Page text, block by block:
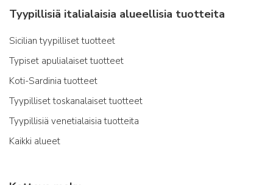
Tyypillisiä italialaisia alueellisia tuotteita
Sicilian tyypilliset tuotteet
Typiset apulialaiset tuotteet
Koti-Sardinia tuotteet
Tyypilliset toskanalaiset tuotteet
Tyypillisiä venetialaisia tuotteita
Kaikki alueet